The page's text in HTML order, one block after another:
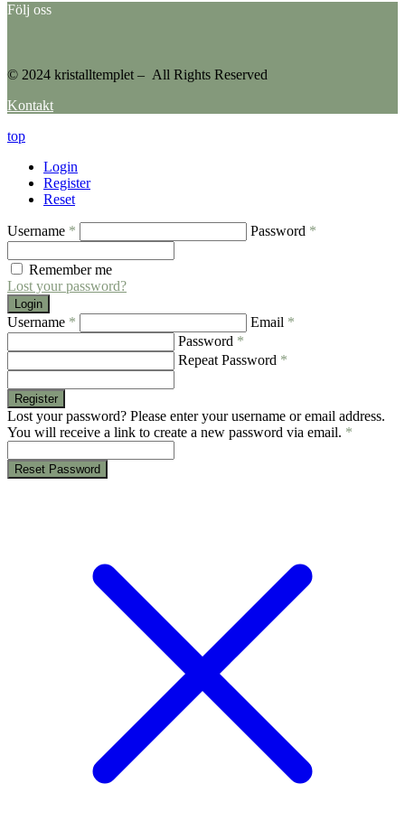
Följ oss
© 2024 kristalltemplet – All Rights Reserved
Kontakt
top
Login
Register
Reset
Username * Password *
Remember me
Lost your password?
Login
Username * Email *
Password *
Repeat Password *
Register
Lost your password? Please enter your username or email address.
You will receive a link to create a new password via email. *
Reset Password